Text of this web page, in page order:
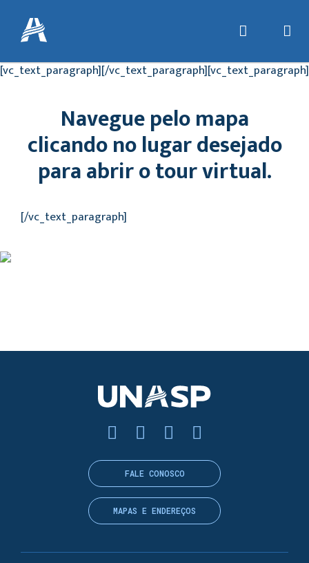
[vc_text_paragraph][/vc_text_paragraph][vc_text_paragraph]
Navegue pelo mapa
clicando no lugar desejado
para abrir o tour virtual.
[/vc_text_paragraph]
FALE CONOSCO
MAPAS E ENDEREÇOS